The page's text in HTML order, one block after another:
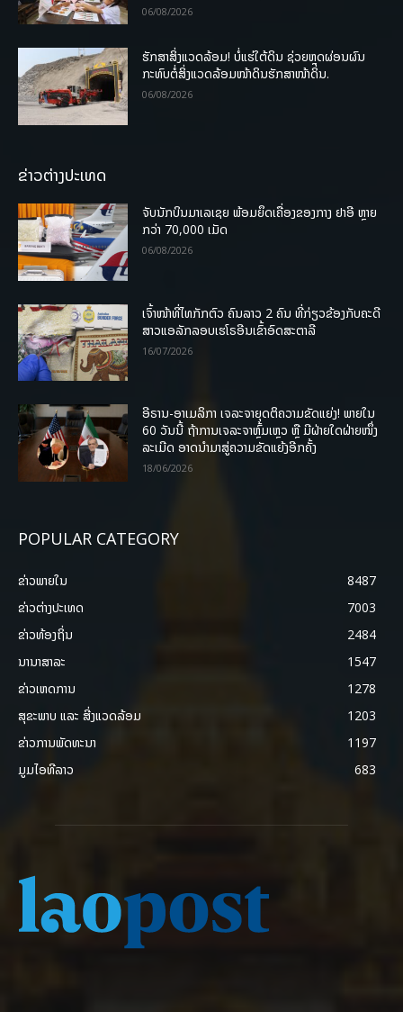
06/08/2026
ຮັກສາສິ່ງແວດລ້ອມ! ບໍ່ແຮ່ໃຕ້ດິນ ຊ່ວຍຫຼຸດຜ່ອນຜົນ
ກະທົບຕໍ່ສິ່ງແວດລ້ອມໜ້າດິນຮັກສາໜ້າດິນ.
06/08/2026
ຂ່າວຕ່າງປະເທດ
ຈັບນັກບິນມາເລເຊຍ ພ້ອມຍຶດເຄື່ອງຂອງກາງ ຢາອີ ຫຼາຍ
ກວ່າ 70,000 ເມັດ
06/08/2026
ເຈົ້າໜ້າທີ່ໄທກັກຕົວ ຄົນລາວ 2 ຄົນ ທີ່ກ່ຽວຂ້ອງກັບຄະດີ
ສາວແອລັກລອບເຮໂຣອີນເຂົ້າອົດສະຕາລີ
16/07/2026
ອີຣານ-ອາເມລິກາ ເຈລະຈາຍຸດຕິຄວາມຂັດແຍ່ງ! ພາຍໃນ
60 ວັນນີ້ ຖ້າການເຈລະຈາຫຼົ້ມເຫຼວ ຫຼື ມີຝ່າຍໃດຝ່າຍໜຶ່ງ
ລະເມີດ ອາດນໍາມາສູ່ຄວາມຂັດແຍ້ງອີກຄັ້ງ
18/06/2026
POPULAR CATEGORY
ຂ່າວພາຍ​ໃນ
8487
ຂ່າວຕ່າງປະເທດ
7003
ຂ່າວທ້ອງຖິ່ນ
2484
ນານາສາລະ
1547
ຂ່າວເຫດການ
1278
ສຸຂະພາບ ແລະ ສີ່ງແວດລ້ອມ
1203
ຂ່າວການພັດທະນາ
1197
ມູມໄອທີລາວ
683